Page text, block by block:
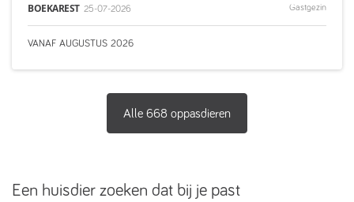
BOEKAREST 25-07-2026 Gastgezin
VANAF AUGUSTUS 2026
Alle 668 oppasdieren
Een huisdier zoeken dat bij je past